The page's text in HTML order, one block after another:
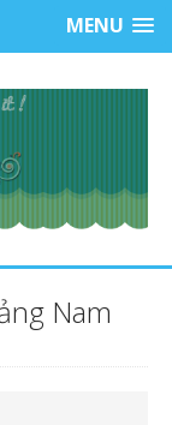
MENU
Nam